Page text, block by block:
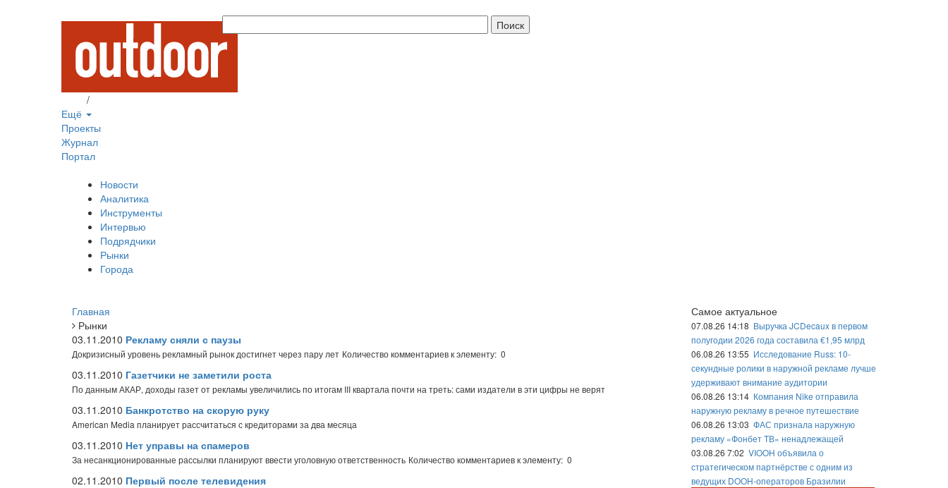
/
Ещё
Проекты
Журнал
Портал
Новости
Аналитика
Инструменты
Интервью
Подрядчики
Рынки
Города
Главная
Рынки
03.11.2010 Рекламу сняли с паузы
Докризисный уровень рекламный рынок достигнет через пару лет Количество комментариев к элементу: 0
03.11.2010 Газетчики не заметили роста
По данным АКАР, доходы газет от рекламы увеличились по итогам III квартала почти на треть: сами издатели в эти цифры не верят
03.11.2010 Банкротство на скорую руку
American Media планирует рассчитаться с кредиторами за два месяца
03.11.2010 Нет управы на спамеров
За несанкционированные рассылки планируют ввести уголовную ответственность Количество комментариев к элементу: 0
02.11.2010 Первый после телевидения
Самое актуальное
07.08.26 14:18 Выручка JCDecaux в первом
полугодии 2026 года составила €1,95 млрд
06.08.26 13:55 Исследование Russ: 10-
секундные ролики в наружной рекламе лучше
удерживают внимание аудитории
06.08.26 13:14 Компания Nike отправила
наружную рекламу в речное путешествие
06.08.26 13:03 ФАС признала наружную
рекламу «Фонбет ТВ» ненадлежащей
03.08.26 7:02 VIOOH объявила о
стратегическом партнёрстве с одним из
ведущих DOOH-операторов Бразилии